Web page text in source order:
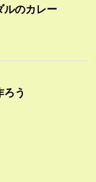
ルのカレー
ろう